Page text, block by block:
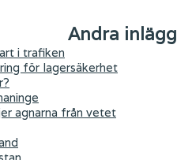
Andra inlägg
i trafiken
för lagersäkerhet
agnarna från vetet